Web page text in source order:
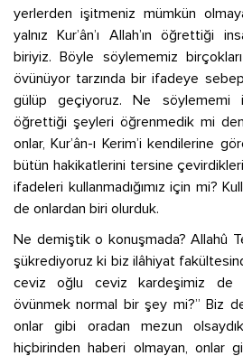
yerlerden işitmeniz mümkün
yalnız Kur’ân’ı Allah’ın öğrettiği
biriyiz. Böyle söylememiz
övünüyor tarzında bir ifadeye
gülüp geçiyoruz. Ne söylememi
öğrettiği şeyleri öğrenmedik mi
onlar, Kur’ân-ı Kerim’i kendilerine
bütün hakikatlerini tersine
ifadeleri kullanmadığımız için mi?
de onlardan biri olurduk.
Ne demiştik o konuşmada? Allahû
şükrediyoruz ki biz ilâhiyat
ceviz oğlu ceviz kardeşimiz de
övünmek normal bir şey mi?” Biz
onlar gibi oradan mezun
hiçbirinden haberi olmayan, onlar